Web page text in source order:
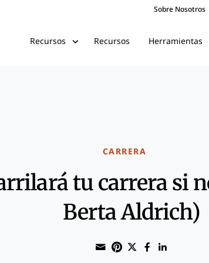
Sobre Nosotros
Recursos Recursos Herramientas
CARRERA
tu carrera si
Berta Aldrich)
Share through
Print this page
Share on
Share on
Share